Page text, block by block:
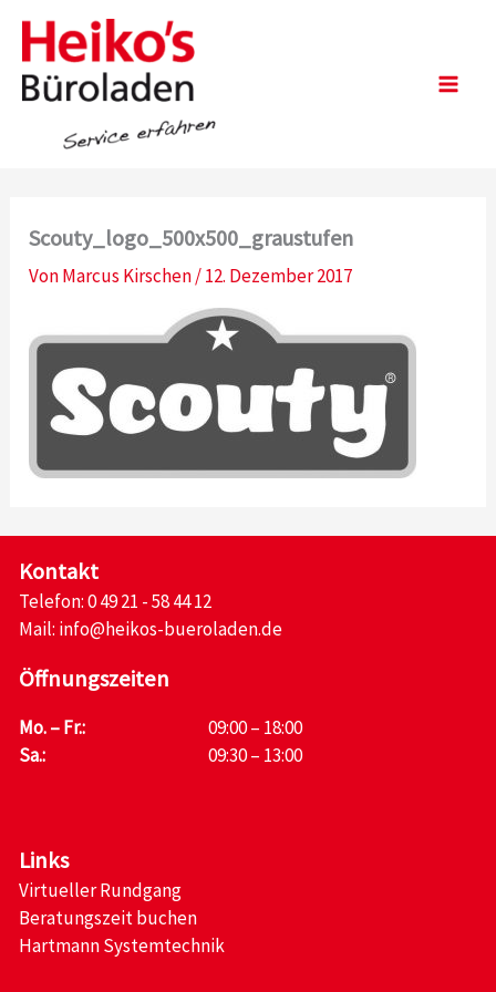
Inhalt
springen
Scouty_logo_500x500_graustufen
VonMarcus Kirschen/12. Dezember 2017
Kontakt
Telefon:0 49 21 - 58 44 12
Mail: info@heikos-bueroladen.de
Öffnungszeiten
Mo. – Fr.:
09:00 – 18:00
Sa.:
09:30 – 13:00
Links
Virtueller Rundgang
Beratungszeit buchen
Hartmann Systemtechnik